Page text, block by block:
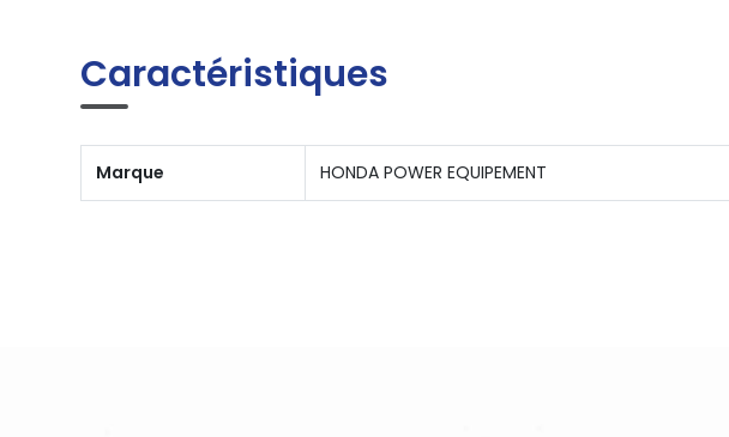
Caractéristiques
Marque HONDA POWER EQUIPEMENT